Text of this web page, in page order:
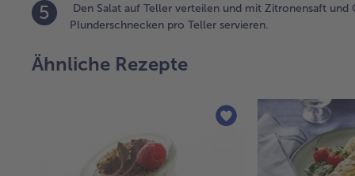
5
Den Salat auf Teller verteilen und mit Zitronensaft
Plunderschnecken pro Teller servieren.
Ähnliche Rezepte